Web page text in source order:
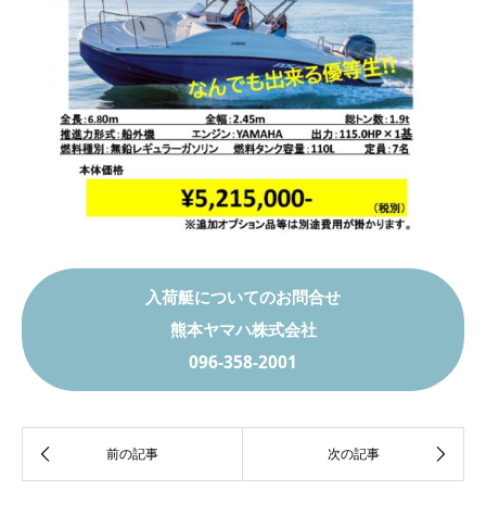
入荷艇についてのお問合せ
熊本ヤマハ株式会社
096-358-2001